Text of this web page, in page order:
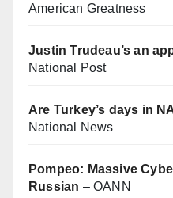
American Greatness
Justin Trudeau’s an
National Post
Are Turkey’s days in
National News
Pompeo: Massive
Russian – OANN